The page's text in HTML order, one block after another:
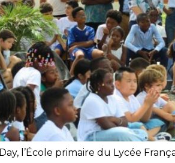
l’École primaire du Lycée